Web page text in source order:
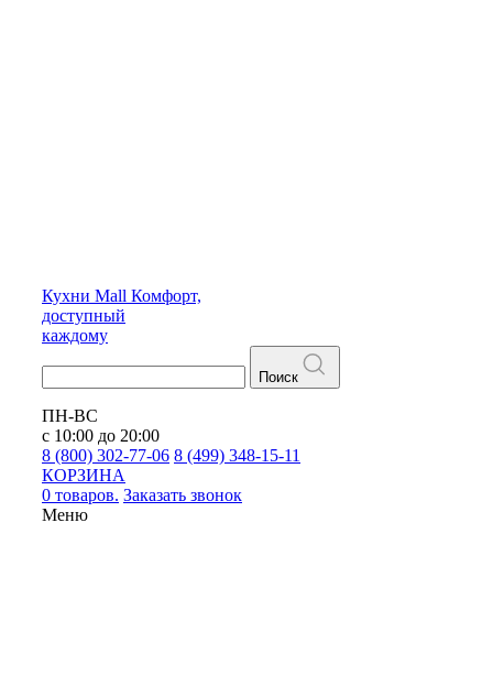
Кухни Mall Комфорт,
доступный
каждому
Поиск
ПН-ВС
с 10:00 до 20:00
8 (800) 302-77-06 8 (499) 348-15-11
КОРЗИНА
0 товаров. Заказать звонок
Меню